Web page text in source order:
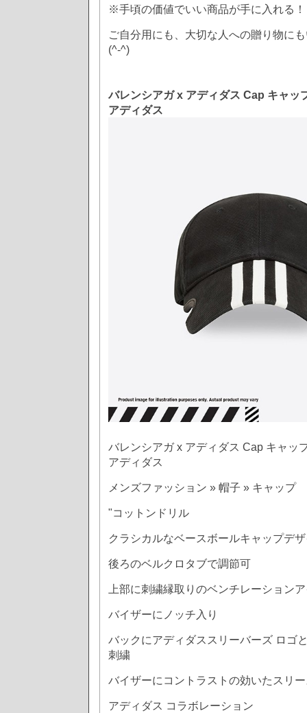
※手頃の価値でいい商品が手に入れる
ご自分用にも、大切な人への贈り物に
(^-^)
バレンシアガ x アディダス Cap キャッ
アディダス
バレンシアガ x アディダス Cap キャッ
アディダス
メンズファッション » 帽子 » キャップ
"コットンドリル
クラシカルなベースボールキャップデ
後ろのベルクロタブで調節可
上部に刺繍縁取りのベンチレーション
バイザーにノッチ入り
バックにアディダススリーバーズ ロゴ
刺繍
バイザーにコントラストの効いたスリ
アディダス コラボレーション